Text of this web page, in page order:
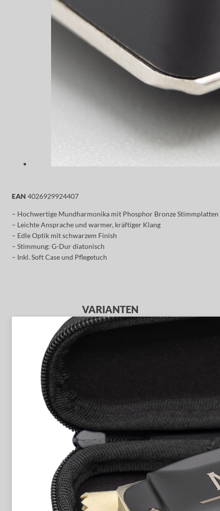
EAN 4026929924407
– Hochwertige Mundharmonika mit Phosphor Bronze Stimmplatten
– Leichte Ansprache und warmer, kräftiger Klang
– Edle Optik mit schwarzem Finish
– Stimmung: G-Dur diatonisch
– Inkl. Soft Case und Pflegetuch
VARIANTEN